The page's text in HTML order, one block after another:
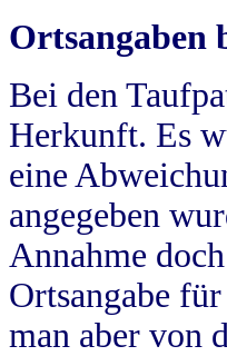
Ortsangaben
Bei den
Herkunft. Es
eine
angegeben
Annahme
Ortsangabe
man aber von